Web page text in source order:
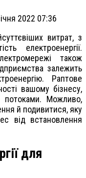
2022 07:36
витрат, з
електроенергії.
також
залежить
Раптове
вашому бізнесу,
потоками. Можливо,
й подивитися, яку
від встановлення
для